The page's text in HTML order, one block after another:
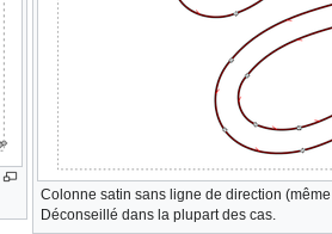
Colonne satin sans ligne de direction
Déconseillé dans la plupart des cas.